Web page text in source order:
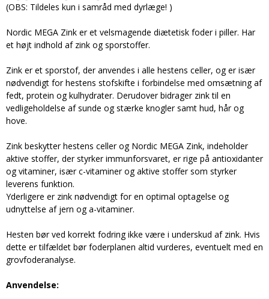
(OBS: Tildeles kun i samråd med dyrlæge! )
Nordic MEGA Zink er et velsmagende diætetisk foder i piller. Har
et højt indhold af zink og sporstoffer.
Zink er et sporstof, der anvendes i alle hestens celler, og er især
nødvendigt for hestens stofskifte i forbindelse med omsætning af
fedt, protein og kulhydrater. Derudover bidrager zink til en
vedligeholdelse af sunde og stærke knogler samt hud, hår og
hove.
Zink beskytter hestens celler og Nordic MEGA Zink, indeholder
aktive stoffer, der styrker immunforsvaret, er rige på antioxidanter
og vitaminer, især c-vitaminer og aktive stoffer som styrker
leverens funktion.
Yderligere er zink nødvendigt for en optimal optagelse og
udnyttelse af jern og a-vitaminer.
Hesten bør ved korrekt fodring ikke være i underskud af zink. Hvis
dette er tilfældet bør foderplanen altid vurderes, eventuelt med en
grovfoderanalyse.
Anvendelse: